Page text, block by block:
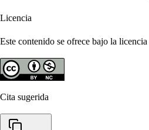
Licencia
Este contenido se ofrece bajo la
Cita sugerida